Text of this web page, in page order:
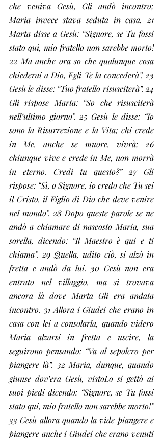
che veniva Gesù, Gli andò incontro;
Maria invece stava seduta in casa. 21
Marta disse a Gesù: “Signore, se Tu fossi
stato qui, mio fratello non sarebbe morto!
22 Ma anche ora so che qualunque cosa
chiederai a Dio, Egli Te la concederà”. 23
Gesù le disse: “Tuo fratello risusciterà”. 24
Gli rispose Marta: “So che risusciterà
nell’ultimo giorno”. 25 Gesù le disse: “Io
sono la Risurrezione e la Vita; chi crede
in Me, anche se muore, vivrà; 26
chiunque vive e crede in Me, non morrà
in eterno. Credi tu questo?” 27 Gli
rispose: “Sì, o Signore, io credo che Tu sei
il Cristo, il Figlio di Dio che deve venire
nel mondo”. 28 Dopo queste parole se ne
andò a chiamare di nascosto Maria, sua
sorella, dicendo: “Il Maestro è qui e ti
chiama”. 29 Quella, udito ciò, si alzò in
fretta e andò da lui. 30 Gesù non era
entrato nel villaggio, ma si trovava
ancora là dove Marta Gli era andata
incontro. 31 Allora i Giudei che erano in
casa con lei a consolarla, quando videro
Maria alzarsi in fretta e uscire, la
seguirono pensando: “Va al sepolcro per
piangere là”. 32 Maria, dunque, quando
giunse dov’era Gesù, vistoLo si gettò ai
suoi piedi dicendo: “Signore, se Tu fossi
stato qui, mio fratello non sarebbe morto!”
33 Gesù allora quando la vide piangere e
piangere anche i Giudei che erano venuti